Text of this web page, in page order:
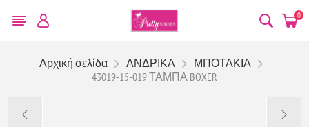
0
Αρχική σελίδα ΑΝΔΡΙΚΑ
ΜΠΟΤΑΚΙΑ
43019-15-019 ΤΑΜΠΑ BOXER